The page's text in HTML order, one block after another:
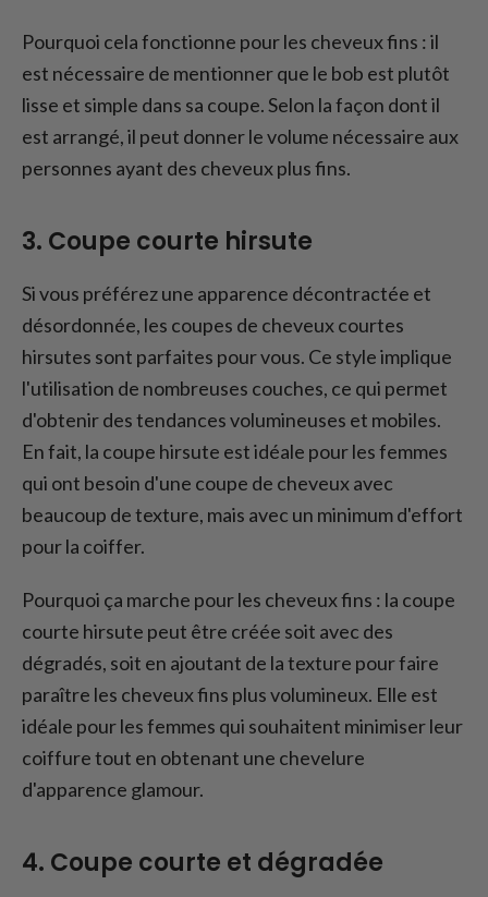
Pourquoi cela fonctionne pour les cheveux fins : il
est nécessaire de mentionner que le bob est plutôt
lisse et simple dans sa coupe. Selon la façon dont il
est arrangé, il peut donner le volume nécessaire aux
personnes ayant des cheveux plus fins.
3. Coupe courte hirsute
Si vous préférez une apparence décontractée et
désordonnée, les coupes de cheveux courtes
hirsutes sont parfaites pour vous. Ce style implique
l'utilisation de nombreuses couches, ce qui permet
d'obtenir des tendances volumineuses et mobiles.
En fait, la coupe hirsute est idéale pour les femmes
qui ont besoin d'une coupe de cheveux avec
beaucoup de texture, mais avec un minimum d'effort
pour la coiffer.
Pourquoi ça marche pour les cheveux fins : la coupe
courte hirsute peut être créée soit avec des
dégradés, soit en ajoutant de la texture pour faire
paraître les cheveux fins plus volumineux. Elle est
idéale pour les femmes qui souhaitent minimiser leur
coiffure tout en obtenant une chevelure
d'apparence glamour.
4. Coupe courte et dégradée